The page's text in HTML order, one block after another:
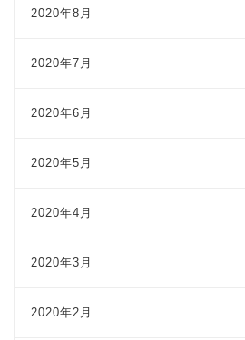
2020年8月
2020年7月
2020年6月
2020年5月
2020年4月
2020年3月
2020年2月